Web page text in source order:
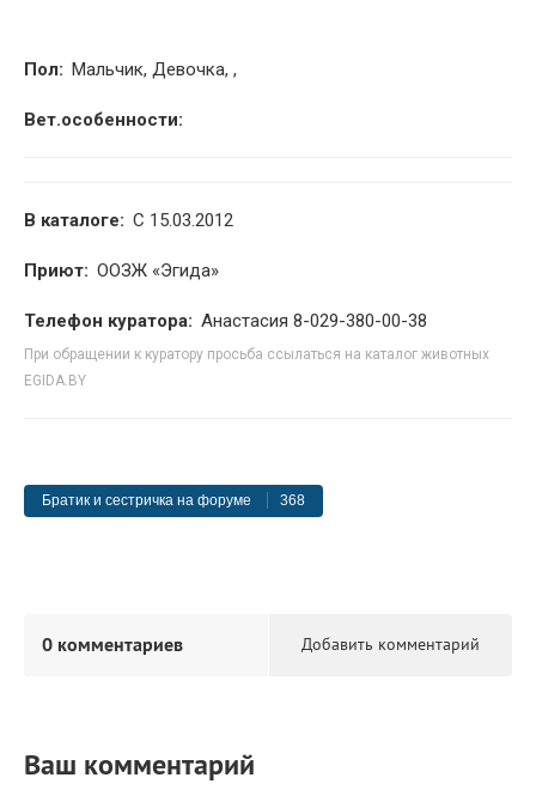
Пол: Мальчик, Девочка, ,
Вет.особенности:
В каталоге: С 15.03.2012
Приют: ООЗЖ «Эгида»
Телефон куратора: Анастасия 8-029-380-00-38
При обращении к куратору просьба ссылаться на каталог животных
EGIDA.BY
Братик и сестричка на форуме 368
Добавить комментарий
0 комментариев
Ваш комментарий